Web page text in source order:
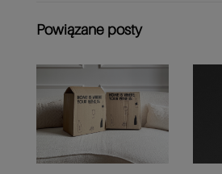
Powiązane posty